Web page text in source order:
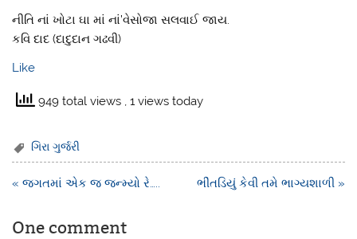
નીતિ નાં ખોટા ઘા માં નાં’વેસોજા સલવાઈ જાય.
કવિ દાદ (દાદુદાન ગઢવી)
Like
949 total views , 1 views today
ગિરા ગુર્જરી
Post
« જગતમાં એક જ જન્મ્યો રે….. ભીંતડિયું કેવી તમે ભાગ્યશાળી »
One comment